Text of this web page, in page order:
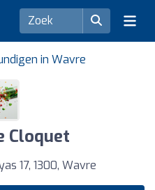
in Wavre
Cloquet
17, 1300, Wavre